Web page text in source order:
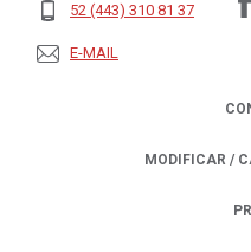
52 (443) 310 81 37
E-MAIL
MODIFICAR /